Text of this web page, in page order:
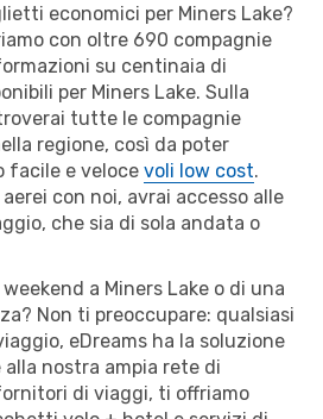
economici per Miners Lake?
con oltre 690 compagnie
su centinaia di
per Miners Lake. Sulla
tutte le compagnie
regione, così da poter
facile e veloce voli low cost.
con noi, avrai accesso alle
che sia di sola andata o
a Miners Lake o di una
Non ti preoccupare: qualsiasi
eDreams ha la soluzione
nostra ampia rete di
di viaggi, ti offriamo